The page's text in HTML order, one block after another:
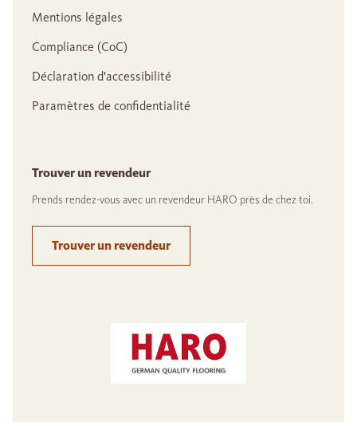
Mentions légales
Compliance (CoC)
Déclaration d'accessibilité
Paramètres de confidentialité
Trouver un revendeur
Prends rendez-vous avec un revendeur HARO près de chez toi.
Trouver un revendeur